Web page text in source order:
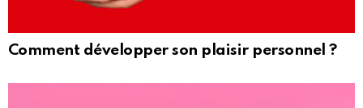
Comment développer son plaisir personnel ?